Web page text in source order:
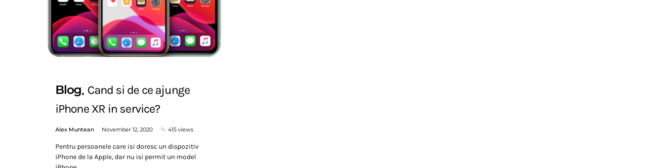
Blog Cand si de ce ajunge
iPhone XR in service?
Alex Muntean November 12, 2020 415 views
Pentru persoanele care isi doresc un dispozitiv
iPhone de la Apple, dar nu isi permit un model